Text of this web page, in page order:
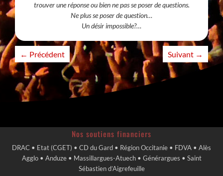
trouver une réponse ou bien ne pas se poser de questions.
Ne plus se poser de question…
Un désir impossible?…
← Précédent Suivant →
Nos soutiens financiers
DRAC • Etat (CGET) • CD du Gard • Région Occitanie • FDVA • Alès
Agglo • Anduze • Massillargues-Atuech • Générargues • Saint
Sébastien d’Aigrefeuille